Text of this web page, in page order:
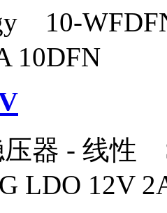
10-
10DFN
压器 - 线性
LDO 12V